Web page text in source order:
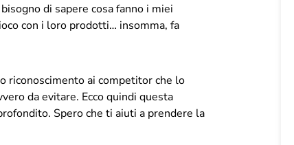
di sapere cosa fanno i miei
con i loro prodotti… insomma, fa
riconoscimento ai competitor che lo
da evitare. Ecco quindi questa
Spero che ti aiuti a prendere la